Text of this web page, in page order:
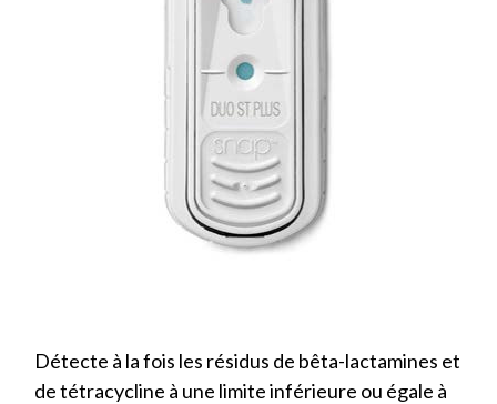
Détecte à la fois les résidus de bêta-lactamines et
de tétracycline à une limite inférieure ou égale à